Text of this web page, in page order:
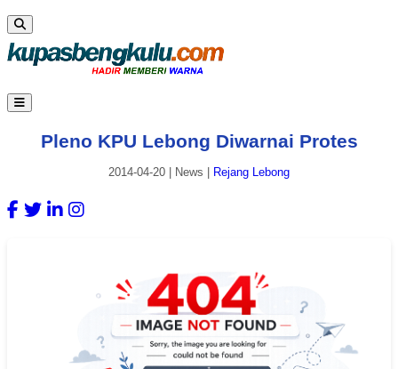
Pleno KPU Lebong Diwarnai Protes
2014-04-20 News Rejang Lebong